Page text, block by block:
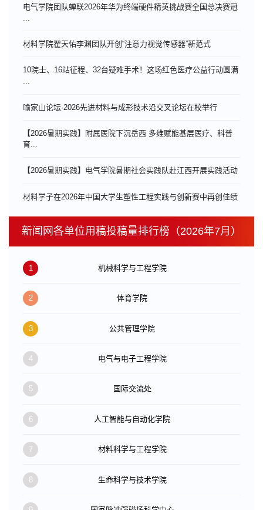
电气学院团队蝉联2026年华为终端硬件精英挑战赛全国总决赛冠
材料学院翟天佑李渊团队开创“注意力视觉传感器”新范式
10院士、16站征程、32台疑难手术！这场红色医疗公益行动圆满
...
喻家山论坛·2026先进材料与成形技术沿交叉论坛在校举行
【2026暑期实践】附属医院下沉岳西 多维赋能基层医疗、科普
育...
【2026暑期实践】电气学院暑期社会实践队赴江西开展实践活动
材料学子在2026年中国大学生塑性工程实践与创新赛中再创佳绩
新闻网各单位用稿投稿量排行榜（2026年7月）
1 机械科学与工程学院
2 体育学院
3 公共管理学院
4 电气与电子工程学院
5 国际交流处
6 人工智能与自动化学院
7 材料科学与工程学院
8 生命科学与技术学院